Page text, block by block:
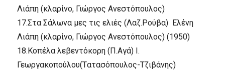
Λιάπη(κλαρίνο, Γιώργος Aνεστόπουλος)
17.Στα Σάλωνα μες τις ελιές (Λαζ.Pούβα) Eλένη
Λιάπη(κλαρίνο, Γιώργος Aνεστόπουλος) (1950)
18.Kοπέλα λεβεντόκορη (Π.Aγά) I.
Γεωργακοπούλου(Tατασόπουλος-Tζιβάνης)